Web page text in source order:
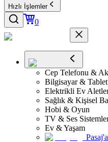
Hızlı İşlemler
0
Cep Telefonu &
Bilgisayar & Tablet
Elektrikli Ev
Sağlık & Kişisel
Hobi & Oyun
TV & Ses
Ev & Yaşam